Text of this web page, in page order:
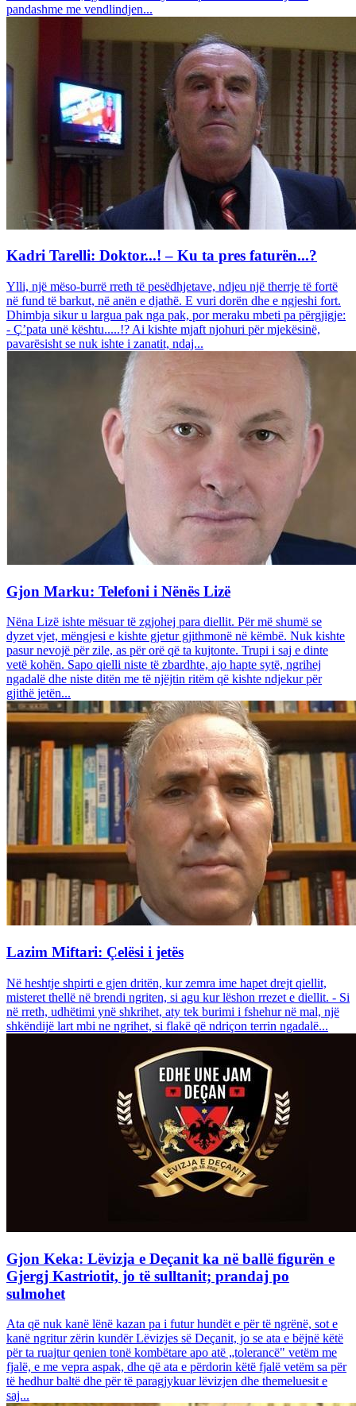
pandashme me vendlindjen...
Kadri Tarelli: Doktor...! – Ku ta pres faturën...?
Ylli, një mëso-burrë rreth të pesëdhjetave, ndjeu një therrje të fortë
në fund të barkut, në anën e djathë. E vuri dorën dhe e ngjeshi fort.
Dhimbja sikur u largua pak nga pak, por meraku mbeti pa përgjigje:
- Ç’pata unë kështu.....!? Ai kishte mjaft njohuri për mjekësinë,
pavarësisht se nuk ishte i zanatit, ndaj...
Gjon Marku: Telefoni i Nënës Lizë
Nëna Lizë ishte mësuar të zgjohej para diellit. Për më shumë se
dyzet vjet, mëngjesi e kishte gjetur gjithmonë në këmbë. Nuk kishte
pasur nevojë për zile, as për orë që ta kujtonte. Trupi i saj e dinte
vetë kohën. Sapo qielli niste të zbardhte, ajo hapte sytë, ngrihej
ngadalë dhe niste ditën me të njëjtin ritëm që kishte ndjekur për
gjithë jetën...
Lazim Miftari: Çelësi i jetës
Në heshtje shpirti e gjen dritën, kur zemra ime hapet drejt qiellit,
misteret thellë në brendi ngriten, si agu kur lëshon rrezet e diellit. - Si
në rreth, udhëtimi ynë shkrihet, aty tek burimi i fshehur në mal, një
shkëndijë lart mbi ne ngrihet, si flakë që ndriçon terrin ngadalë...
Gjon Keka: Lëvizja e Deçanit ka në ballë figurën e
Gjergj Kastriotit, jo të sulltanit; prandaj po
sulmohet
Ata që nuk kanë lënë kazan pa i futur hundët e për të ngrënë, sot e
kanë ngritur zërin kundër Lëvizjes së Deçanit, jo se ata e bëjnë këtë
për ta ruajtur qenien tonë kombëtare apo atë „tolerancë" vetëm me
fjalë, e me vepra aspak, dhe që ata e përdorin këtë fjalë vetëm sa për
të hedhur baltë dhe për të paragjykuar lëvizjen dhe themeluesit e
saj...